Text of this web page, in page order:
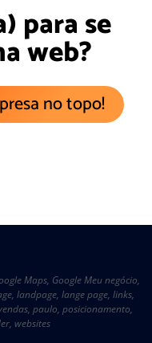
para se
web?
no topo!
Maps, Google Meu negócio,
, landpage, lange page, links,
, paulo, posicionamento,
, websites